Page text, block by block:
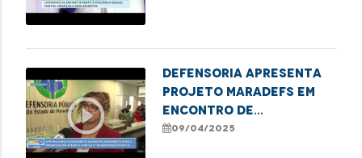
play_circle_outline
Defensoria apresenta
projeto MaraDefs em
Encontro de
Comunicadores
09/04/2025